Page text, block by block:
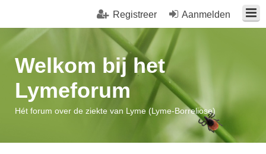
Aanmelden
Registreer
Welkom bij het
Lymeforum
Hét forum over de ziekte van Lyme (Lyme-Borreliose)